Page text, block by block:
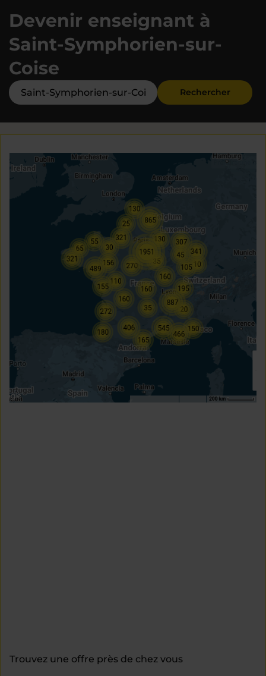
Devenir enseignant à
Saint-Symphorien-sur-
Coise
Rechercher
Trouvez une offre près de chez vous